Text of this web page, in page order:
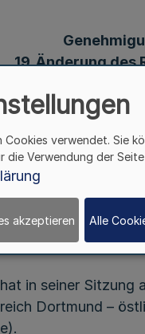
19. Änderung des
im Gebiet der
Vom 23.
in seiner
Dortmund –
verwendet. Sie
die Verwendung der
akzeptieren Alle